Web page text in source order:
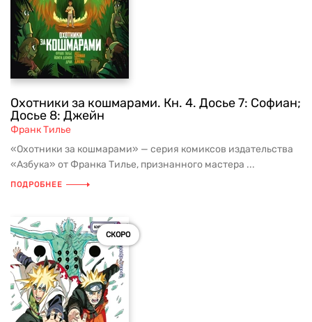
Охотники за кошмарами. Кн. 4. Досье 7: Софиан;
Досье 8: Джейн
Франк Тилье
«Охотники за кошмарами» — серия комиксов издательства
«Азбука» от Франка Тилье, признанного мастера ...
ПОДРОБНЕЕ
СКОРО